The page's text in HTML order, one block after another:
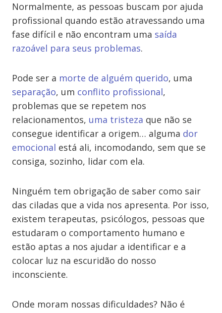
Normalmente, as pessoas buscam por ajuda
profissional quando estão atravessando uma
fase difícil e não encontram uma saída
razoável para seus problemas.
Pode ser a morte de alguém querido, uma
separação, um conflito profissional,
problemas que se repetem nos
relacionamentos, uma tristeza que não se
consegue identificar a origem… alguma dor
emocional está ali, incomodando, sem que se
consiga, sozinho, lidar com ela.
Ninguém tem obrigação de saber como sair
das ciladas que a vida nos apresenta. Por isso,
existem terapeutas, psicólogos, pessoas que
estudaram o comportamento humano e
estão aptas a nos ajudar a identificar e a
colocar luz na escuridão do nosso
inconsciente.
Onde moram nossas dificuldades? Não é